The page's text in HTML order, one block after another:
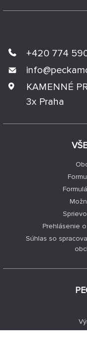
Prehlásenie
Súhlas so
+420 774
info@
KAMENNÉ
3x Praha